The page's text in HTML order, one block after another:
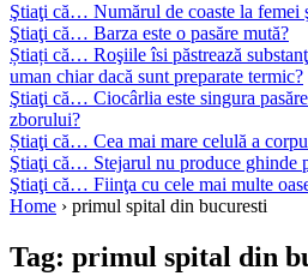
Ştiaţi că… Numărul de coaste la femei
Ştiaţi că… Barza este o pasăre mută?
Știați că… Roşiile îsi păstrează
uman chiar dacă sunt preparate termic?
Ştiaţi că… Ciocârlia este singura
zborului?
Știaţi că… Cea mai mare celulă a
Ştiaţi că… Stejarul nu produce ghinde
Ştiaţi că… Fiinţa cu cele mai multe
Home › primul spital din bucuresti
Tag: primul spital din